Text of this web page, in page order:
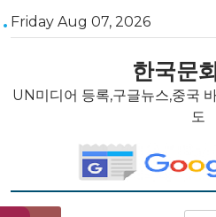
Skip
to
Friday Aug 07, 2026
한국문
UN미디어 등록,구글뉴스,중국
도